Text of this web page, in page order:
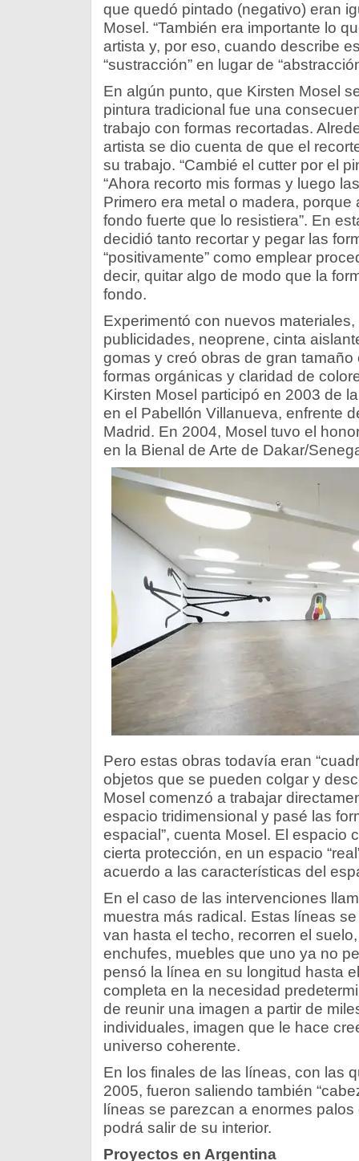
que quedó pintado (negativo) eran
Mosel. “También era importante lo
artista y, por eso, cuando describe
“sustracción” en lugar de
En algún punto, que Kirsten Mosel
pintura tradicional fue una
trabajo con formas recortadas.
artista se dio cuenta de que el
su trabajo. “Cambié el cutter por el
“Ahora recorto mis formas y luego
Primero era metal o madera,
fondo fuerte que lo resistiera”. En
decidió tanto recortar y pegar las
“positivamente” como emplear
decir, quitar algo de modo que la
fondo.
Experimentó con nuevos
publicidades, neoprene, cinta
gomas y creó obras de gran
formas orgánicas y claridad de
Kirsten Mosel participó en 2003 de
en el Pabellón Villanueva, enfrente
Madrid. En 2004, Mosel tuvo el
en la Bienal de Arte de Dakar/
Pero estas obras todavía eran
objetos que se pueden colgar y
Mosel comenzó a trabajar
espacio tridimensional y pasé las
espacial”, cuenta Mosel. El espacio
cierta protección, en un espacio
acuerdo a las características del
En el caso de las intervenciones
muestra más radical. Estas líneas
van hasta el techo, recorren el
enchufes, muebles que uno ya no
pensó la línea en su longitud hasta
completa en la necesidad
de reunir una imagen a partir de
individuales, imagen que le hace
universo coherente.
En los finales de las líneas, con las
2005, fueron saliendo también
líneas se parezcan a enormes
podrá salir de su interior.
Proyectos en Argentina